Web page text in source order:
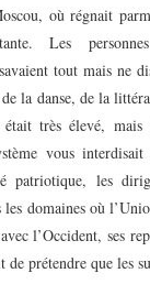
où régnait
Les
tout mais ne
la danse, de la
très élevé, mais
vous
les
les domaines où
l’Occident, ses
prétendre que les